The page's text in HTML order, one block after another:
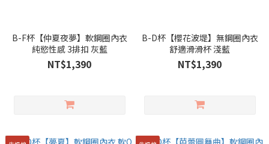
B-F杯【仲夏夜夢】軟鋼圈內衣
純慾性感 3排扣 灰藍
NT$1,390
B-D杯【櫻花波堤】無鋼圈內衣
舒適滑滑杯 淺藍
NT$1,390